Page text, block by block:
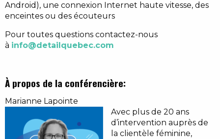
Android), une connexion Internet haute vitesse, des
enceintes ou des écouteurs
Pour toutes questions contactez-nous
à info@detailquebec.com
À propos de la conférencière:
Marianne Lapointe
Avec plus de 20 ans
d’intervention auprès de
la clientèle féminine,